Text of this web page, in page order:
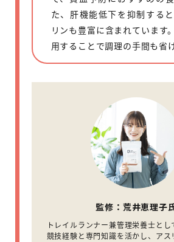
た、肝機能低下を抑制する
リンも豊富に含まれています
用することで調理の手間も省
監修：荒井恵理子
トレイルランナー兼管理栄養士と
競技経験と専門知識を活かし、アス